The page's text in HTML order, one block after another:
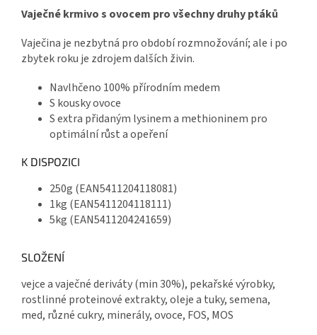
Vaječné krmivo s ovocem pro všechny druhy ptáků
Vaječina je nezbytná pro období rozmnožování; ale i po
zbytek roku je zdrojem dalších živin.
Navlhčeno 100% přírodním medem
S kousky ovoce
S extra přidaným lysinem a methioninem pro
optimální růst a opeření
K DISPOZICI
250g (EAN5411204118081)
1kg (EAN5411204118111)
5kg (EAN5411204241659)
SLOŽENÍ
vejce a vaječné deriváty (min 30%), pekařské výrobky,
rostlinné proteinové extrakty, oleje a tuky, semena,
med, různé cukry, minerály, ovoce, FOS, MOS